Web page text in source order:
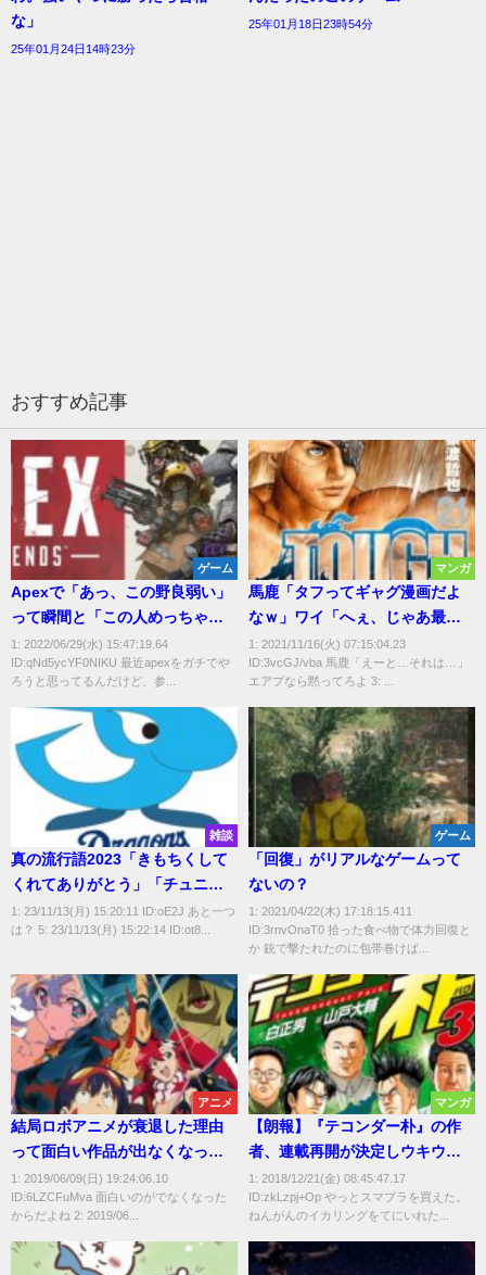
な」
25年01月24日14時23分
25年01月18日23時54分
おすすめ記事
ゲーム
Apexで「あっ、この野良弱い」
って瞬間と「この人めっちゃう
まいぞ！」って瞬間教えてく
れ！
1: 2022/06/29(水) 15:47:19.64
ID:qNd5ycYF0NIKU 最近apexをガチでや
ろうと思ってるんだけど、参...
マンガ
馬鹿「タフってギャグ漫画だよ
なｗ」ワイ「へぇ、じゃあ最新
強さランキングTOP5言って
み？」
1: 2021/11/16(火) 07:15:04.23
ID:3vcGJ/vba 馬鹿「えーと…それは…」
エアプなら黙ってろよ 3: ...
雑談
真の流行語2023「きもちくして
くれてありがとう」「チュニド
ラ」
1: 23/11/13(月) 15:20:11 ID:oE2J あと一つ
は？ 5: 23/11/13(月) 15:22:14 ID:ot8...
ゲーム
「回復」がリアルなゲームって
ないの？
1: 2021/04/22(木) 17:18:15.411
ID:3rnvOnaT0 拾った食べ物で体力回復と
か 銃で撃たれたのに包帯巻けば...
アニメ
結局ロボアニメが衰退した理由
って面白い作品が出なくなった
からだよね
1: 2019/06/09(日) 19:24:06.10
ID:6LZCFuMva 面白いのがでなくなった
からだよね 2: 2019/06...
マンガ
【朗報】『テコンダー朴』の作
者、連載再開が決定しウキウキ
でスマブラをプレイする
1: 2018/12/21(金) 08:45:47.17
ID:zkLzpj+Op やっとスマブラを買えた。
ねんがんのイカリングをてにいれた...